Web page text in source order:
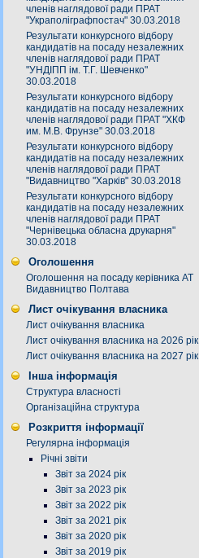
членів наглядової ради ПРАТ
"Украполіграфпостач" 30.03.2018
Результати конкурсного відбору
кандидатів на посаду незалежних
членів наглядової ради ПРАТ
"УНДІПП ім. Т.Г. Шевченко"
30.03.2018
Результати конкурсного відбору
кандидатів на посаду незалежних
членів наглядової ради ПРАТ "ХКФ
им. М.В. Фрунзе" 30.03.2018
Результати конкурсного відбору
кандидатів на посаду незалежних
членів наглядової ради ПРАТ
"Видавництво "Харків" 30.03.2018
Результати конкурсного відбору
кандидатів на посаду незалежних
членів наглядової ради ПРАТ
"Чернівецька обласна друкарня"
30.03.2018
Оголошення
Оголошення на посаду керівника АТ
Видавництво Полтава
Лист очікування власника
Лист очікування власника
Лист очікування власника на 2026 рік
Лист очікування власника на 2027 рік
Інша інформація
Структура власності
Організаційна структура
Розкриття інформації
Регулярна інформація
Річні звіти
Звіт за 2024 рік
Звіт за 2023 рік
Звіт за 2022 рік
Звіт за 2021 рік
Звіт за 2020 рік
Звіт за 2019 рік